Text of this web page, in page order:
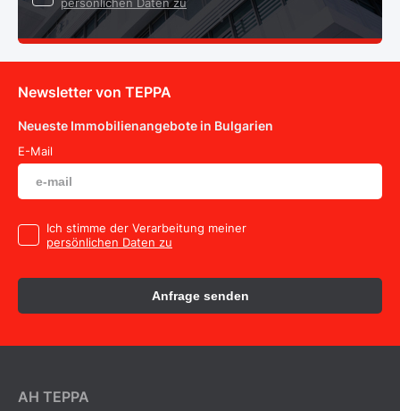
Newsletter von TEPPA
Neueste Immobilienangebote in Bulgarien
E-Mail
Ich stimme der Verarbeitung meiner
persönlichen Daten zu
Anfrage senden
AH ТEPPA